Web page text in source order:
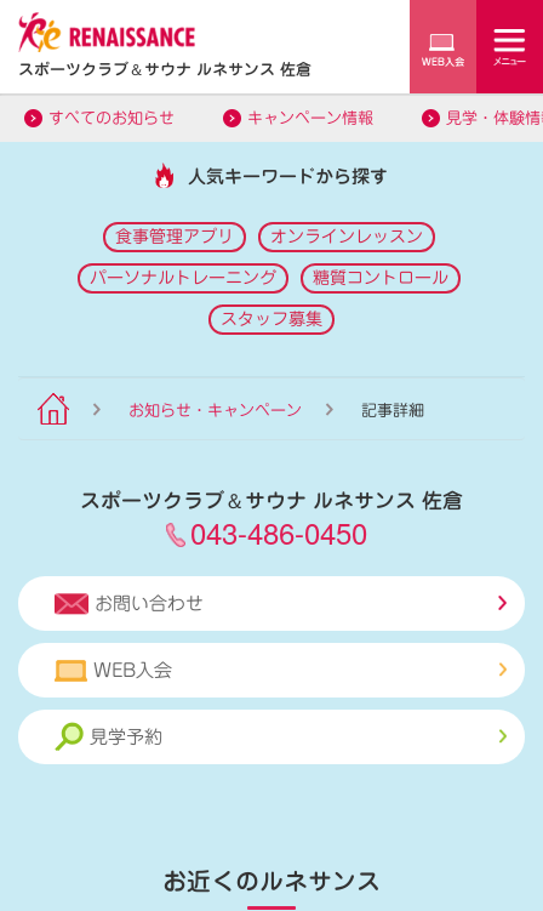
スポーツクラブ＆サウナ ルネサンス 佐倉
すべてのお知らせ キャンペーン情報 見学・体験
人気キーワードから探す
食事管理アプリ オンラインレッスン
パーソナルトレーニング 糖質コントロール
スタッフ募集
お知らせ・キャンペーン 記事詳細
スポーツクラブ＆サウナ ルネサンス 佐倉
043-486-0450
お問い合わせ
WEB入会
見学予約
お近くのルネサンス